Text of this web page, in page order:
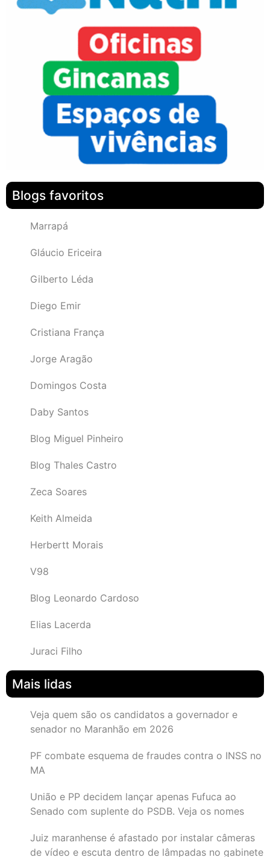
Blogs favoritos
Marrapá
Gláucio Ericeira
Gilberto Léda
Diego Emir
Cristiana França
Jorge Aragão
Domingos Costa
Daby Santos
Blog Miguel Pinheiro
Blog Thales Castro
Zeca Soares
Keith Almeida
Herbertt Morais
V98
Blog Leonardo Cardoso
Elias Lacerda
Juraci Filho
Mais lidas
Veja quem são os candidatos a governador e
senador no Maranhão em 2026
PF combate esquema de fraudes contra o INSS no
MA
União e PP decidem lançar apenas Fufuca ao
Senado com suplente do PSDB. Veja os nomes
Juiz maranhense é afastado por instalar câmeras
de vídeo e escuta dentro de lâmpadas no gabinete